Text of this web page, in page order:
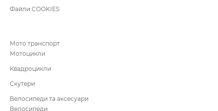
Файли COOKIES
Мото транспорт
Мотоцикли
Квадроцикли
Скутери
Велосипеди та аксесуари
Велосипеди